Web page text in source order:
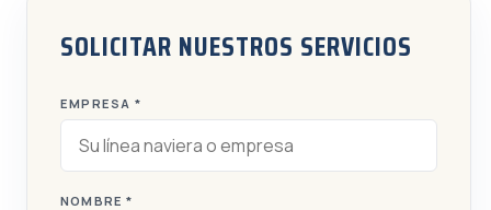
SOLICITAR NUESTROS SERVICIOS
EMPRESA *
NOMBRE *